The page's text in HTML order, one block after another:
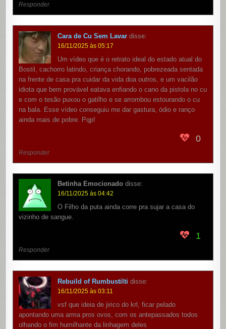
Responder
Cara de Cu Sem Lavar disse:
16/11/2025 às 05:17
Um vídeo que é o retrato ideal do estado atual do
Bostil, cachorro latindo, criança chorando, pobrezeada sentada
na frente de casa pra cuidar da vida doa outros, e um vacilão
idiota que bem provável eatava enfiando o cano da pistola no cu
e com o tesão puxou o gatilho e se arrombou estourando o cu
na bala. Esse vídeo conseguiu me dar gastura, ódio e ranço
ainda mais de pobre. Pqp!
0
Responder
Betinha Emocionado disse:
16/11/2025 às 04:42
O Filho da puta ainda corre pra sujar a casa do
vizinho de sangue.
1
Responder
Rebuild of Rumbustilti disse:
16/11/2025 às 03:11
vsf que ideia de jirico do krl, ficar pelado
apontando uma arma pros ovos, com os antepassados todos
olhando o fim humilhante da linhagem deles